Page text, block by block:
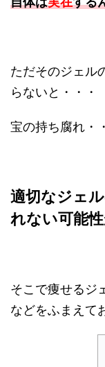
ただそのジェル
らないと・・・
宝の持ち腐れ・
適切なジェ
れない可能
そこで痩せるジ
などをふまえて